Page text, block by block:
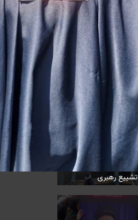
تشییع رهبری